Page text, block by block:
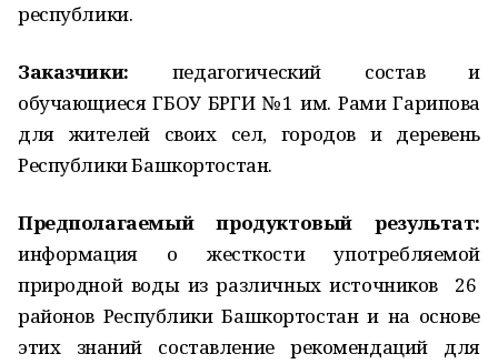
республики.
Заказчики: педагогический состав и
обучающиеся ГБОУ БРГИ №1 им. Рами Гарипова
для жителей своих сел, городов и деревень
Республики Башкортостан.
Предполагаемый продуктовый результат:
информация о жесткости употребляемой
природной воды из различных источников 26
районов Республики Башкортостан и на основе
этих знаний составление рекомендаций для